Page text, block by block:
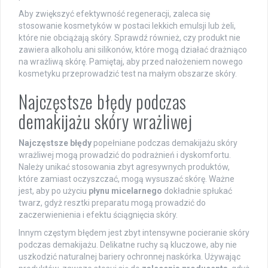
Aby zwiększyć efektywność regeneracji, zaleca się
stosowanie kosmetyków w postaci lekkich emulsji lub żeli,
które nie obciążają skóry. Sprawdź również, czy produkt nie
zawiera alkoholu ani silikonów, które mogą działać drażniąco
na wrażliwą skórę. Pamiętaj, aby przed nałożeniem nowego
kosmetyku przeprowadzić test na małym obszarze skóry.
Najczęstsze błędy podczas
demakijażu skóry wrażliwej
Najczęstsze błędy popełniane podczas demakijażu skóry
wrażliwej mogą prowadzić do podrażnień i dyskomfortu.
Należy unikać stosowania zbyt agresywnych produktów,
które zamiast oczyszczać, mogą wysuszać skórę. Ważne
jest, aby po użyciu płynu micelarnego dokładnie spłukać
twarz, gdyż resztki preparatu mogą prowadzić do
zaczerwienienia i efektu ściągnięcia skóry.
Innym częstym błędem jest zbyt intensywne pocieranie skóry
podczas demakijażu. Delikatne ruchy są kluczowe, aby nie
uszkodzić naturalnej bariery ochronnej naskórka. Używając